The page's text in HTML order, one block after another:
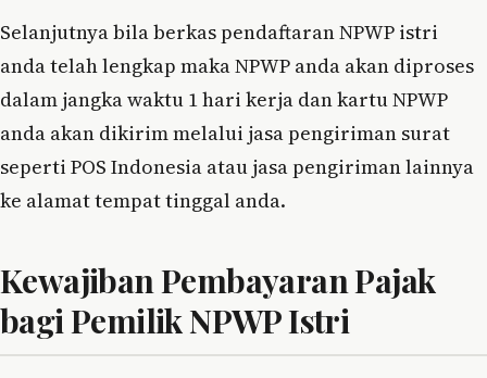
Selanjutnya bila berkas pendaftaran NPWP istri
anda telah lengkap maka NPWP anda akan diproses
dalam jangka waktu 1 hari kerja dan kartu NPWP
anda akan dikirim melalui jasa pengiriman surat
seperti POS Indonesia atau jasa pengiriman lainnya
ke alamat tempat tinggal anda.
Kewajiban Pembayaran Pajak
bagi Pemilik NPWP Istri